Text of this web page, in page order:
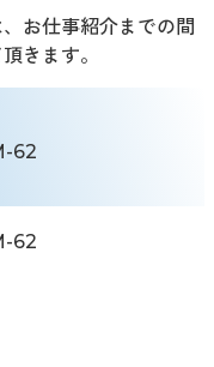
お仕事紹介までの間
きます。
62
62